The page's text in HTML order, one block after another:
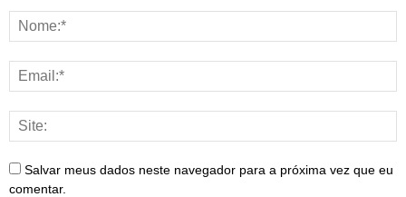
Salvar meus dados neste navegador para a próxima vez que eu
comentar.